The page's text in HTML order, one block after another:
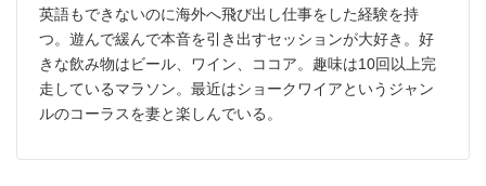
英語もできないのに海外へ飛び出し仕事をした経験を持
つ。遊んで緩んで本音を引き出すセッションが大好き。好
きな飲み物はビール、ワイン、ココア。趣味は10回以上完
走しているマラソン。最近はショークワイアというジャン
ルのコーラスを妻と楽しんでいる。